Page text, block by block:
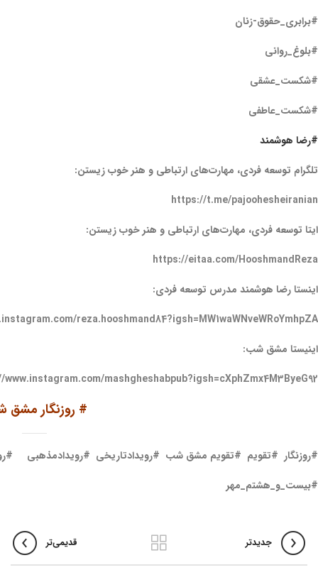
#برابری_حقوق-زنان
#بلوغ_روانی
#شکست_عشقی
#شکست_عاطفی
#رضا هوشمند
تلگرام توسعه فردی، مهارت‌های ارتباطی و هنر خوب زیستن:
https://t.me/pajoohesheiranian
ایتا توسعه فردی، مهارت‌های ارتباطی و هنر خوب زیستن:
https://eitaa.com/HooshmandReza
اینستا رضا هوشمند مدرس توسعه فردی:
reza.hooshmand84?igsh=MW1waWNveWRoYmhpZA
اینیستا مشق شب:
mashgheshabpub?igsh=cXphZmx4M3ByeG92
# روزنگار
#روزنگار #تقویم #تقویم مشق شب #رویدادتاریخی #رویدادمذهبی
#بیست_و_هشتم_مهر
جدیدتر قدیمی‌تر